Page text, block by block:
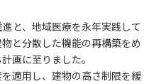
と、地域医療を永年実践して
と分散した機能の再構築をめ
画に至りました。
適用し、建物の高さ制限を緩